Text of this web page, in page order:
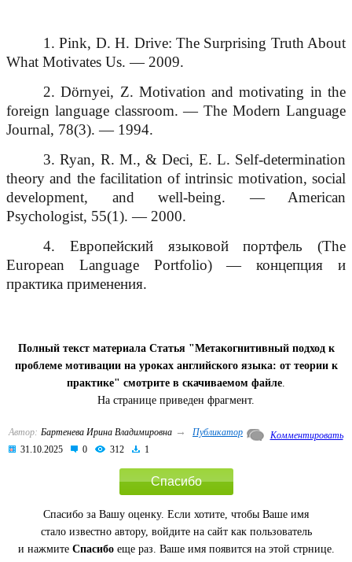
1. Pink, D. H. Drive: The Surprising Truth About
What Motivates Us. — 2009.
2. Dörnyei, Z. Motivation and motivating in the
foreign language classroom. — The Modern Language
Journal, 78(3). — 1994.
3. Ryan, R. M., & Deci, E. L. Self-determination
theory and the facilitation of intrinsic motivation, social
development, and well-being. — American
Psychologist, 55(1). — 2000.
4. Европейский языковой портфель (The
European Language Portfolio) — концепция и
практика применения.
Полный текст материала Статья "Метакогнитивный подход к
проблеме мотивации на уроках английского языка: от теории к
практике" смотрите в скачиваемом файле
На странице приведен фрагмент.
Автор: Бартенева Ирина Владимировна →
Публикатор
31.10.2025
0 312 1
Комментировать
Спасибо
Спасибо за Вашу оценку. Если хотите, чтобы Ваше имя
стало известно автору, войдите на сайт как пользователь
и нажмите Спасибоеще раз. Ваше имя появится на этой стрнице.